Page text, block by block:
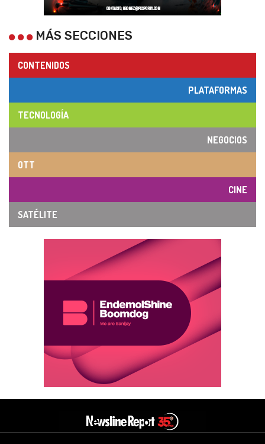
MÁS SECCIONES
CONTENIDOS
PLATAFORMAS
TECNOLOGÍA
NEGOCIOS
OTT
CINE
SATÉLITE